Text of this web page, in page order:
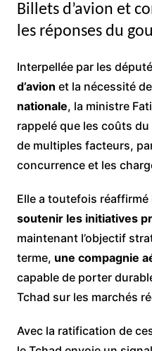
Billets d’avion et
les réponses du
Interpellée par les
d’avion et la nécessité
nationale, la ministre
rappelé que les coûts
de multiples facteurs,
concurrence et les
Elle a toutefois réaffirmé
soutenir les initiatives
maintenant l’objectif
terme, une compagnie
capable de porter
Tchad sur les marchés
Avec la ratification de